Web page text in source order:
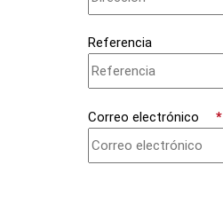
Referencia
Correo electrónico *